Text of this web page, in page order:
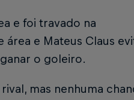
e foi travado na
área e Mateus Claus
o goleiro.
mas nenhuma